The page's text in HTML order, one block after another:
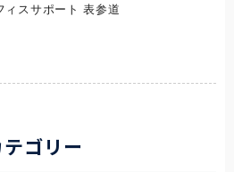
ィスサポート 表参道
テゴリー